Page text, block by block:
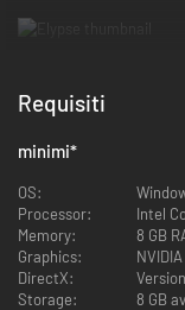
Accolta da Nyx, che
raggiungere il portale
Requisiti
minimi*
OS:
Processor:
Intel
Memory:
8 GB
Graphics:
DirectX:
Version
Storage:
8 GB